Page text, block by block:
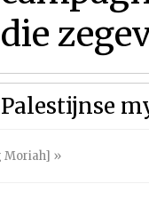
die
Moriah] »